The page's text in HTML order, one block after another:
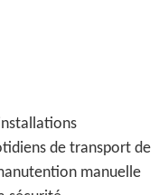
de transport de
manuelle